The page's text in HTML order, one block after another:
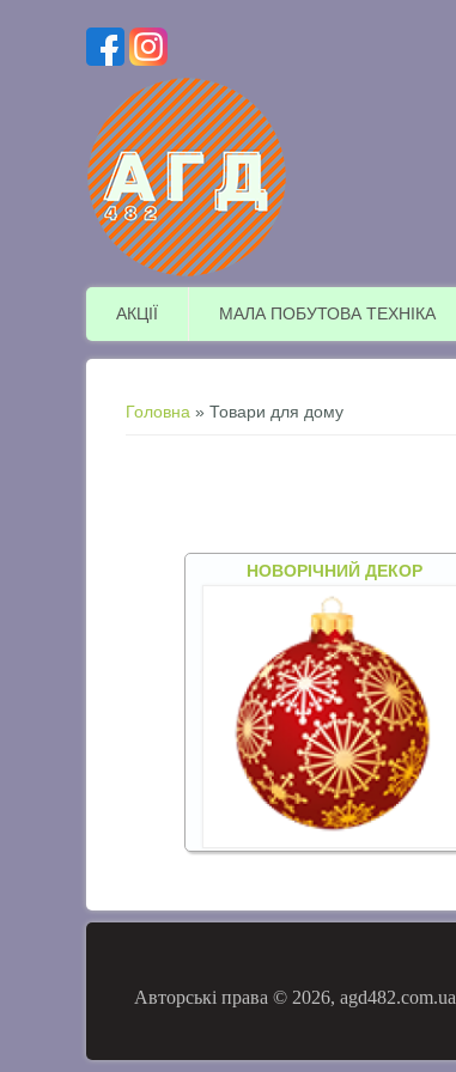
АКЦІЇ МАЛА ПОБУТОВА ТЕХНІКА
Ви є тут
Головна » Товари для дому
НОВОРІЧНИЙ ДЕКОР
Авторські права © 2026, agd482.com.ua